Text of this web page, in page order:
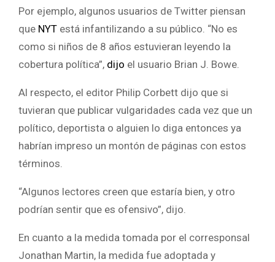
Por ejemplo, algunos usuarios de Twitter piensan
que NYT está infantilizando a su público. “No es
como si niños de 8 años estuvieran leyendo la
cobertura política”, dijo el usuario Brian J. Bowe.
Al respecto, el editor Philip Corbett dijo que si
tuvieran que publicar vulgaridades cada vez que un
político, deportista o alguien lo diga entonces ya
habrían impreso un montón de páginas con estos
términos.
“Algunos lectores creen que estaría bien, y otro
podrían sentir que es ofensivo”, dijo.
En cuanto a la medida tomada por el corresponsal
Jonathan Martin, la medida fue adoptada y